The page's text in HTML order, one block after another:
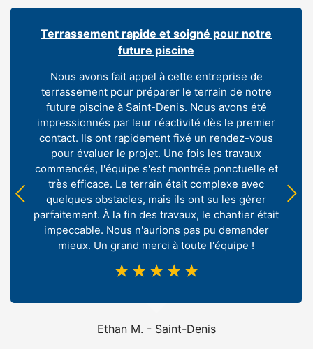
Ethan M. - Saint-Denis
Terrassement rapide et soigné pour notre
future piscine
Nous avons fait appel à cette entreprise de
terrassement pour préparer le terrain de notre
future piscine à Saint-Denis. Nous avons été
impressionnés par leur réactivité dès le premier
contact. Ils ont rapidement fixé un rendez-vous
pour évaluer le projet. Une fois les travaux
commencés, l'équipe s'est montrée ponctuelle et
très efficace. Le terrain était complexe avec
quelques obstacles, mais ils ont su les gérer
parfaitement. À la fin des travaux, le chantier était
impeccable. Nous n'aurions pas pu demander
mieux. Un grand merci à toute l'équipe !
☆ ☆ ☆ ☆ ☆